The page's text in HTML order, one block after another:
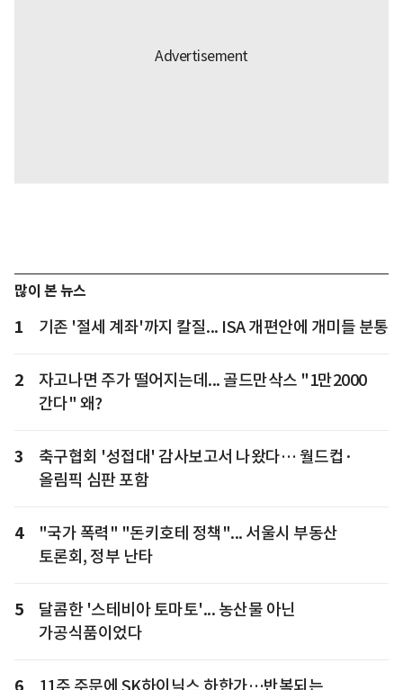
많이 본 뉴스
1 기존 '절세 계좌'까지 칼질... ISA 개편안에 개미들 분통
2
자고나면 주가 떨어지는데... 골드만삭스 "1만2000
간다" 왜?
3
축구협회 '성접대' 감사보고서 나왔다… 월드컵·
올림픽 심판 포함
4
"국가 폭력" "돈키호테 정책"... 서울시 부동산
토론회, 정부 난타
5
달콤한 '스테비아 토마토'... 농산물 아닌
가공식품이었다